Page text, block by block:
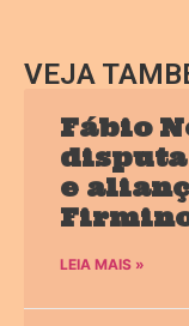
VEJA
Fábio
disputa
e
LEIA MAIS »